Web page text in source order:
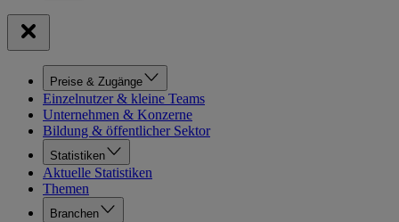
Preise & Zugänge
Einzelnutzer & kleine Teams
Unternehmen & Konzerne
Bildung & öffentlicher Sektor
Statistiken
Aktuelle Statistiken
Themen
Branchen